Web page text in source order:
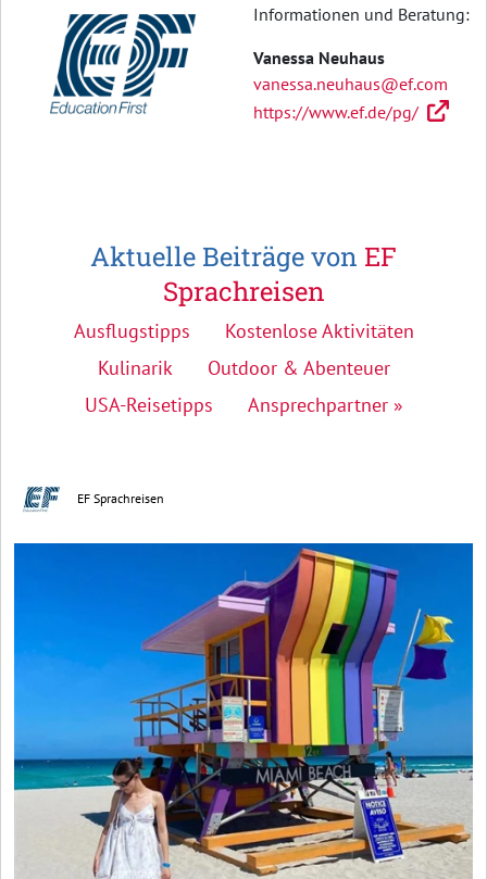
Informationen und Beratung:
Vanessa Neuhaus
vanessa.neuhaus@ef.com
https://www.ef.de/pg/
Aktuelle Beiträge von EF
Sprachreisen
Ausflugstipps
Kostenlose Aktivitäten
Kulinarik
Outdoor & Abenteuer
USA-Reisetipps
Ansprechpartner »
EF Sprachreisen